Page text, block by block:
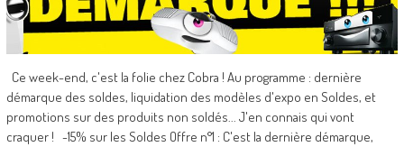
Ce week-end, c'est la folie chez Cobra ! Au programme : dernière
démarque des soldes, liquidation des modèles d'expo en Soldes, et
promotions sur des produits non soldés... J'en connais qui vont
craquer ! -15% sur les Soldes Offre n°1 : C'est la dernière démarque,